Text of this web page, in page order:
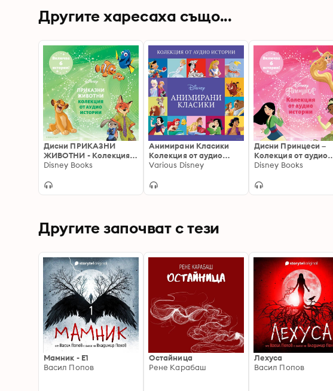
Другите харесаха също...
Дисни ПРИКАЗНИ
ЖИВОТНИ - Колекция
от аудио истории
Disney Books
Анимирани Класики
Колекция от аудио
истории
Various Disney
Дисни Принцеси –
Колекция от аудио
истории
Disney Books
Другите започват с тези
Мамник - E1
Васил Попов
Остайница
Рене Карабаш
Лехуса
Васил Попов